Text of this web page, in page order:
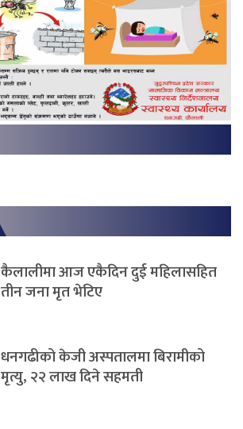
कैलालीमा आज एकैदिन दुई महिलासहित
तीन जना मृत भेटिए
धनगढीको केजी अस्पतालमा बिरामीको
मृत्यु, २२ लाख दिने सहमती